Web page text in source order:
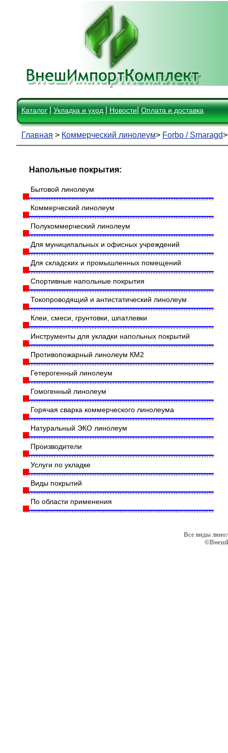
Каталог Укладка и уход Новости Оплата и доставка
Главная > Коммерческий линолеум> Forbo / Smaragd
Напольные покрытия:
Бытовой линолеум
Коммерческий линолеум
Полукоммерческий линолеум
Для муниципальных и офисных учреждений
Для складских и промышленных помещений
Спортивные напольные покрытия
Токопроводящий и антистатический линолеум
Клеи, смеси, грунтовки, шпатлевки
Инструменты для укладки напольных покрытий
Противопожарный линолеум КМ2
Гетерогенный линолеум
Гомогенный линолеум
Горячая сварка коммерческого линолеума
Натуральный ЭКО линолеум
Производители
Услуги по укладке
Виды покрытий
По области применения
Все виды